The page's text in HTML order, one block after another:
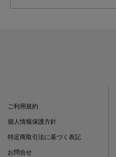
ご利用規約
個人情報保護方針
特定商取引法に基づく表記
お問合せ